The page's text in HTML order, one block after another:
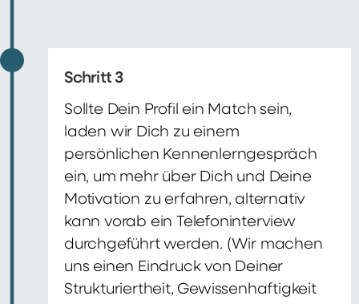
Schritt 3
Sollte Dein Profil ein Match sein,
laden wir Dich zu einem
persönlichen Kennenlerngespräch
ein, um mehr über Dich und Deine
Motivation zu erfahren, alternativ
kann vorab ein Telefoninterview
durchgeführt werden. (Wir machen
uns einen Eindruck von Deiner
Strukturiertheit, Gewissenhaftigkeit